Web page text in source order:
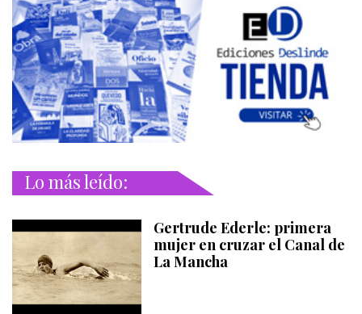
Lo más leído:
Gertrude Ederle: primera
mujer en cruzar el Canal de
La Mancha